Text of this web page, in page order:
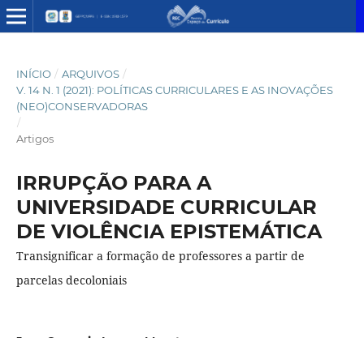
INÍCIO / ARQUIVOS /
V. 14 N. 1 (2021): POLÍTICAS CURRICULARES E AS INOVAÇÕES
(NEO)CONSERVADORAS
/
Artigos
IRRUPÇÃO PARA A
UNIVERSIDADE CURRICULAR
DE VIOLÊNCIA EPISTEMÁTICA
Transignificar a formação de professores a partir de
parcelas decoloniais